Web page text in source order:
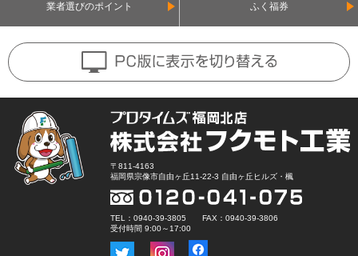
業者選びのポイント ふく福券
〒811-4163
福岡県宗像市自由ヶ丘11-22-3 自由ヶ丘ヒルズ・楓
TEL：0940-39-3805 FAX：0940-39-3806
受付時間 9:00～17:00